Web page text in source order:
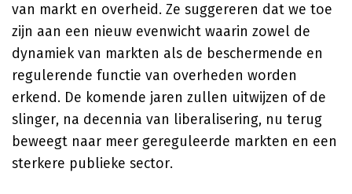
van markt en overheid. Ze suggereren dat we toe
zijn aan een nieuw evenwicht waarin zowel de
dynamiek van markten als de beschermende en
regulerende functie van overheden worden
erkend. De komende jaren zullen uitwijzen of de
slinger, na decennia van liberalisering, nu terug
beweegt naar meer gereguleerde markten en een
sterkere publieke sector.